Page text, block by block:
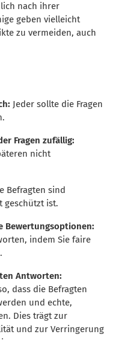
nach ihrer
geben vielleicht
zu vermeiden, auch
Jeder sollte die Fragen
Fragen zufällig:
nicht
Befragten sind
geschützt ist.
Bewertungsoptionen:
indem Sie faire
Antworten:
dass die Befragten
und echte,
Dies trägt zur
und zur Verringerung